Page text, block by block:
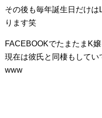
その後も毎年誕生日だけ
ります笑
FACEBOOKでたまたまK
現在は彼氏と同棲もして
www